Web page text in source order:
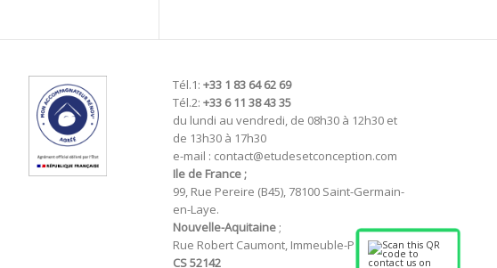
Tél.1: +33 1 83 64 62 69
Tél.2: +33 6 11 38 43 35
du lundi au vendredi, de 08h30 à 12h30 et
de 13h30 à 17h30
e-mail : contact@etudesetconception.com
Ile de France ;
99, Rue Pereire (B45), 78100 Saint-Germain-
en-Laye.
Nouvelle-Aquitaine;
Rue Robert Caumont, Immeuble-P
CS 52142